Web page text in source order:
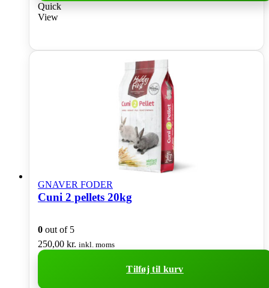
Quick
View
GNAVER FODER
Cuni 2 pellets 20kg
0 out of 5
250,00 kr. inkl. moms
Tilføj til kurv